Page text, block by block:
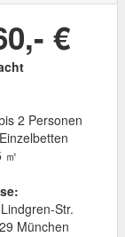
€
2 Personen
Str.
München